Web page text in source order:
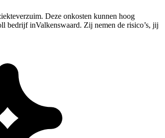
Deze onkosten kunnen hoog
bedrijf inValkenswaard. Zij nemen de risico’s, jij